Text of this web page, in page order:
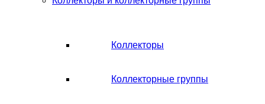
Коллекторы
Коллекторные группы